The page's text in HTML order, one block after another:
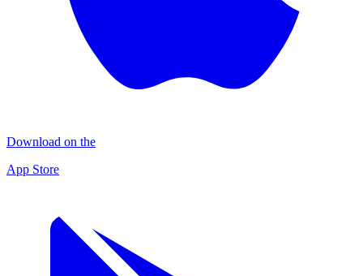
Download on the
App Store